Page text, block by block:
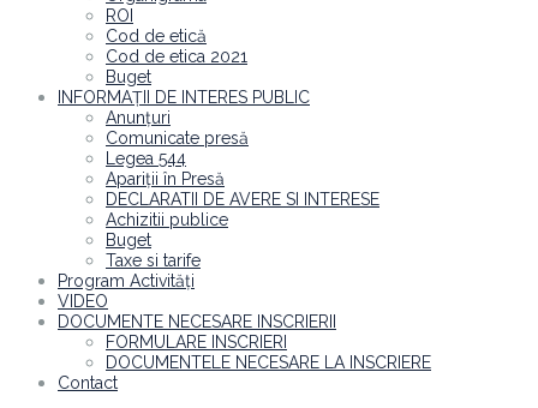
ROI
Cod de etică
Cod de etica 2021
Buget
INFORMAȚII DE INTERES PUBLIC
Anunțuri
Comunicate presă
Legea 544
Apariții în Presă
DECLARATII DE AVERE SI INTERESE
Achizitii publice
Buget
Taxe si tarife
Program Activități
VIDEO
DOCUMENTE NECESARE INSCRIERII
FORMULARE INSCRIERI
DOCUMENTELE NECESARE LA INSCRIERE
Contact